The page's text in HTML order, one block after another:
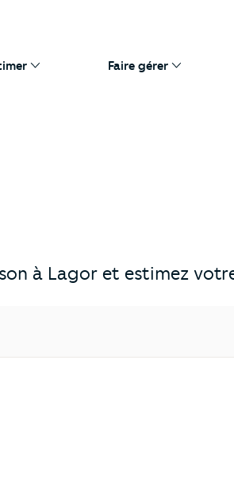
Faire gérer
à Lagor et estimez